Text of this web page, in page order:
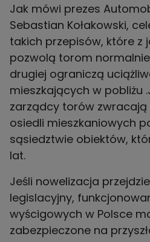
Jak mówi prezes
Sebastian Kołakowski,
takich przepisów, które z
pozwolą torom
drugiej ograniczą
mieszkających w pobliżu
zarządcy torów zwracają
osiedli mieszkaniowych
sąsiedztwie obiektów,
lat.
Jeśli nowelizacja
legislacyjny,
wyścigowych w Polsce
zabezpieczone na